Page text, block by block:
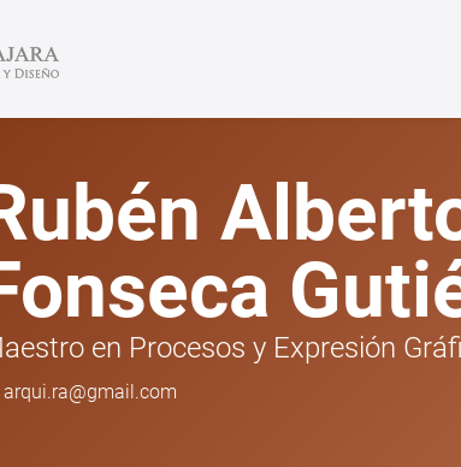
en Procesos y Expresión
arqui.ra@gmail.com